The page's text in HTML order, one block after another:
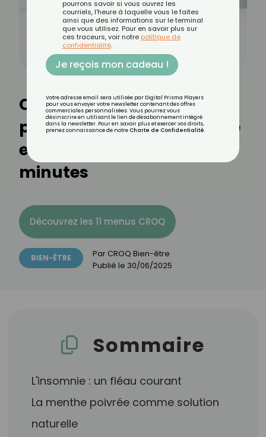
Cette herbe aromatique
permet un sommeil rapide
et réparateur en 30
minutes
Découvrez les 11 menus CROQ
BIEN-ÊTRE Par CROQ Bien-être
Publié le 30/06/2025
Sommaire
L'insomnie : un fléau courant
La menthe poivrée comme solution
naturelle
pourrons savoir si vous ouvrez les
courriels, l'heure à laquelle vous le faites
ainsi que des informations sur le terminal
que vous utilisez. Pour en savoir plus sur
ces traceurs, voir notre politique de
confidentialité.
Je reçois mon cadeau !
Votre adresse email sera utilisée par Digital Prisma Players
pour vous envoyer votre newsletter contenant des offres
commerciales personnalisées. Vous pourrez vous
désinscrire en utilisant le lien de désabonnement intégré
dans la newsletter. Pour en savoir plus et exercer vos droits,
prenez connaissance de notre Charte de Confidentialité.